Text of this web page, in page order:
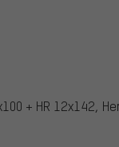
+ HR 12x142,